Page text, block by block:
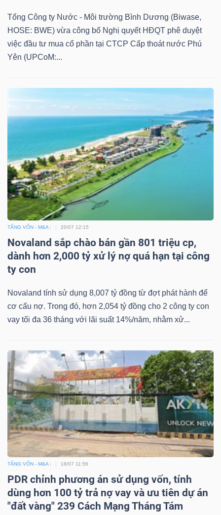
Tổng Công ty Nước - Môi trường Bình Dương (Biwase,
HOSE: BWE) vừa công bố Nghị quyết HĐQT phê duyệt
việc đầu tư mua cổ phần tại CTCP Cấp thoát nước Phú
Yên (UPCoM:...
TĂNG VỐN - M&A 20/07 12:15
Novaland sắp chào bán gần 801 triệu cp,
dành hơn 2,000 tỷ xử lý nợ quá hạn tại công
ty con
Novaland tính sử dụng 8,007 tỷ đồng từ đợt phát hành để
cơ cấu nợ. Trong đó, hơn 2,054 tỷ đồng cho 2 công ty con
vay tối đa 36 tháng với lãi suất 14%/năm, nhằm xử...
TĂNG VỐN - M&A 18/07 11:56
PDR chỉnh phương án sử dụng vốn, tính
dùng hơn 100 tỷ trả nợ vay và ưu tiên dự án
"đất vàng" 239 Cách Mạng Tháng Tám